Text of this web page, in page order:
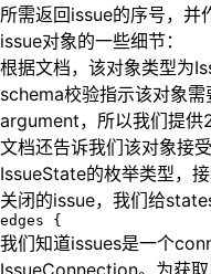
所需返回issue的序号，并
issue对象的一些细节：
根据文档，该对象类型为
schema校验指示该对象
argument，所以我们提供
文档还告诉我们该对象接
IssueState的枚举类型，
关闭的issue，我们给
我们知道issues是一个
IssueConnection。为获